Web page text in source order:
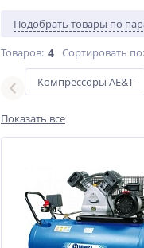
Подобрать товары по
Товаров: 4 Сортировать по:
Компрессоры AE&T
Показать все